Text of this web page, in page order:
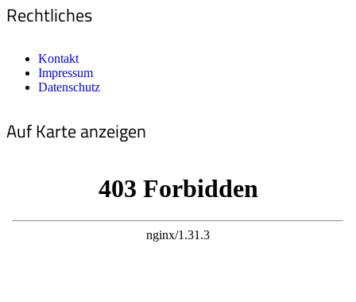
Rechtliches
Kontakt
Impressum
Datenschutz
Auf Karte anzeigen